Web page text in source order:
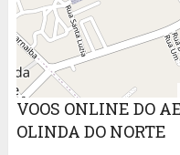
VOOS ONLINE DO
OLINDA DO NORTE